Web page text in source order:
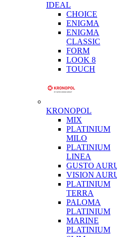
IDEAL
CHOICE
ENIGMA
ENIGMA
CLASSIC
FORM
LOOK 8
TOUCH
KRONOPOL
MIX
PLATINIUM
MILO
PLATINIUM
LINEA
GUSTO
VISION
PLATINIUM
TERRA
PALOMA
PLATINIUM
MARINE
PLATINIUM